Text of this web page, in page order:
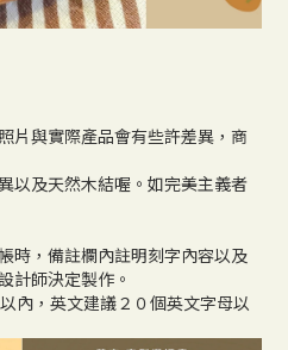
片與實際產品會有些許差異，商
以及天然木結喔。如完美主義者
時，備註欄內註明刻字內容以及
計師決定製作。
內，英文建議２０個英文字母以